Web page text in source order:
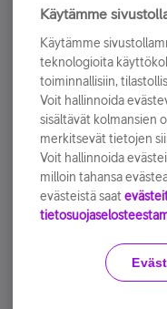
Tilaa Telian
sähköpostiisi.
Tilaa nyt
Käyttöehdot
Käytämme
Käytämme
teknologioita
toiminnallisiin,
Voit hallinnoida
sisältävät kolmansien
merkitsevät tietojen
Voit hallinnoida
milloin tahansa
evästeistä saat